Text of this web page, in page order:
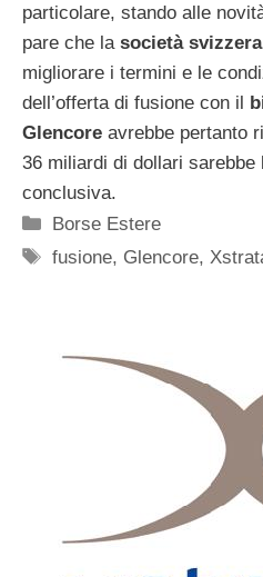
particolare, stando alle
pare che la società svizzera
migliorare i termini e le
dell’offerta di fusione con il
Glencore avrebbe pertanto
36 miliardi di dollari sarebbe
conclusiva.
Categorie
Borse Estere
Tag
fusione, Glencore,